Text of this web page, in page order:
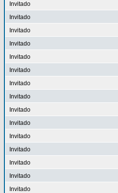
Invitado
Invitado
Invitado
Invitado
Invitado
Invitado
Invitado
Invitado
Invitado
Invitado
Invitado
Invitado
Invitado
Invitado
Invitado